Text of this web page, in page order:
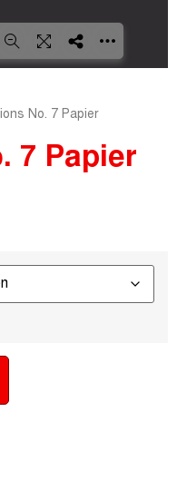
No. 7 Papier
7 Papier